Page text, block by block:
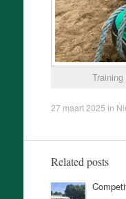
27 maart 2025 in
Related posts